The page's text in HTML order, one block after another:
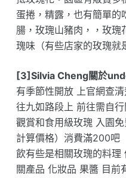
蛋捲，精露，也有簡單的
腸，玫瑰山豬肉，，玫瑰
瑰味（有些店家的玫瑰就
[3]Silvia Cheng關於
有季節性開放 上官網查
往九如路段上 前往需自
觀賞和食用級玫瑰 入園
計算價格）消費滿200吧
飲有些是相關玫瑰的料理
關產品 化妝品 果醬 目前